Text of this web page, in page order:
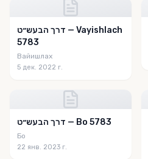
דרך הבעש״ט — Vayishlach
5783
Вайишлах
5 дек. 2022 г.
דרך הבעש״ט — Bo 5783
Бо
22 янв. 2023 г.